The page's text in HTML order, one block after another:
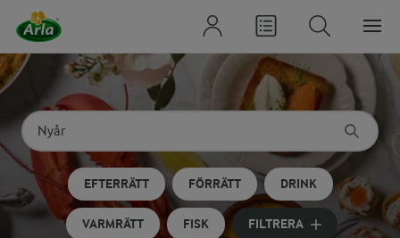
Sök på kategori eller ingrediens
Skriv in sökord för att få förslag
EFTERRÄTT FÖRRÄTT DRINK
VARMRÄTT FISK FILTRERA